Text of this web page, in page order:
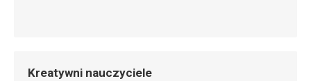
Kreatywni nauczyciele